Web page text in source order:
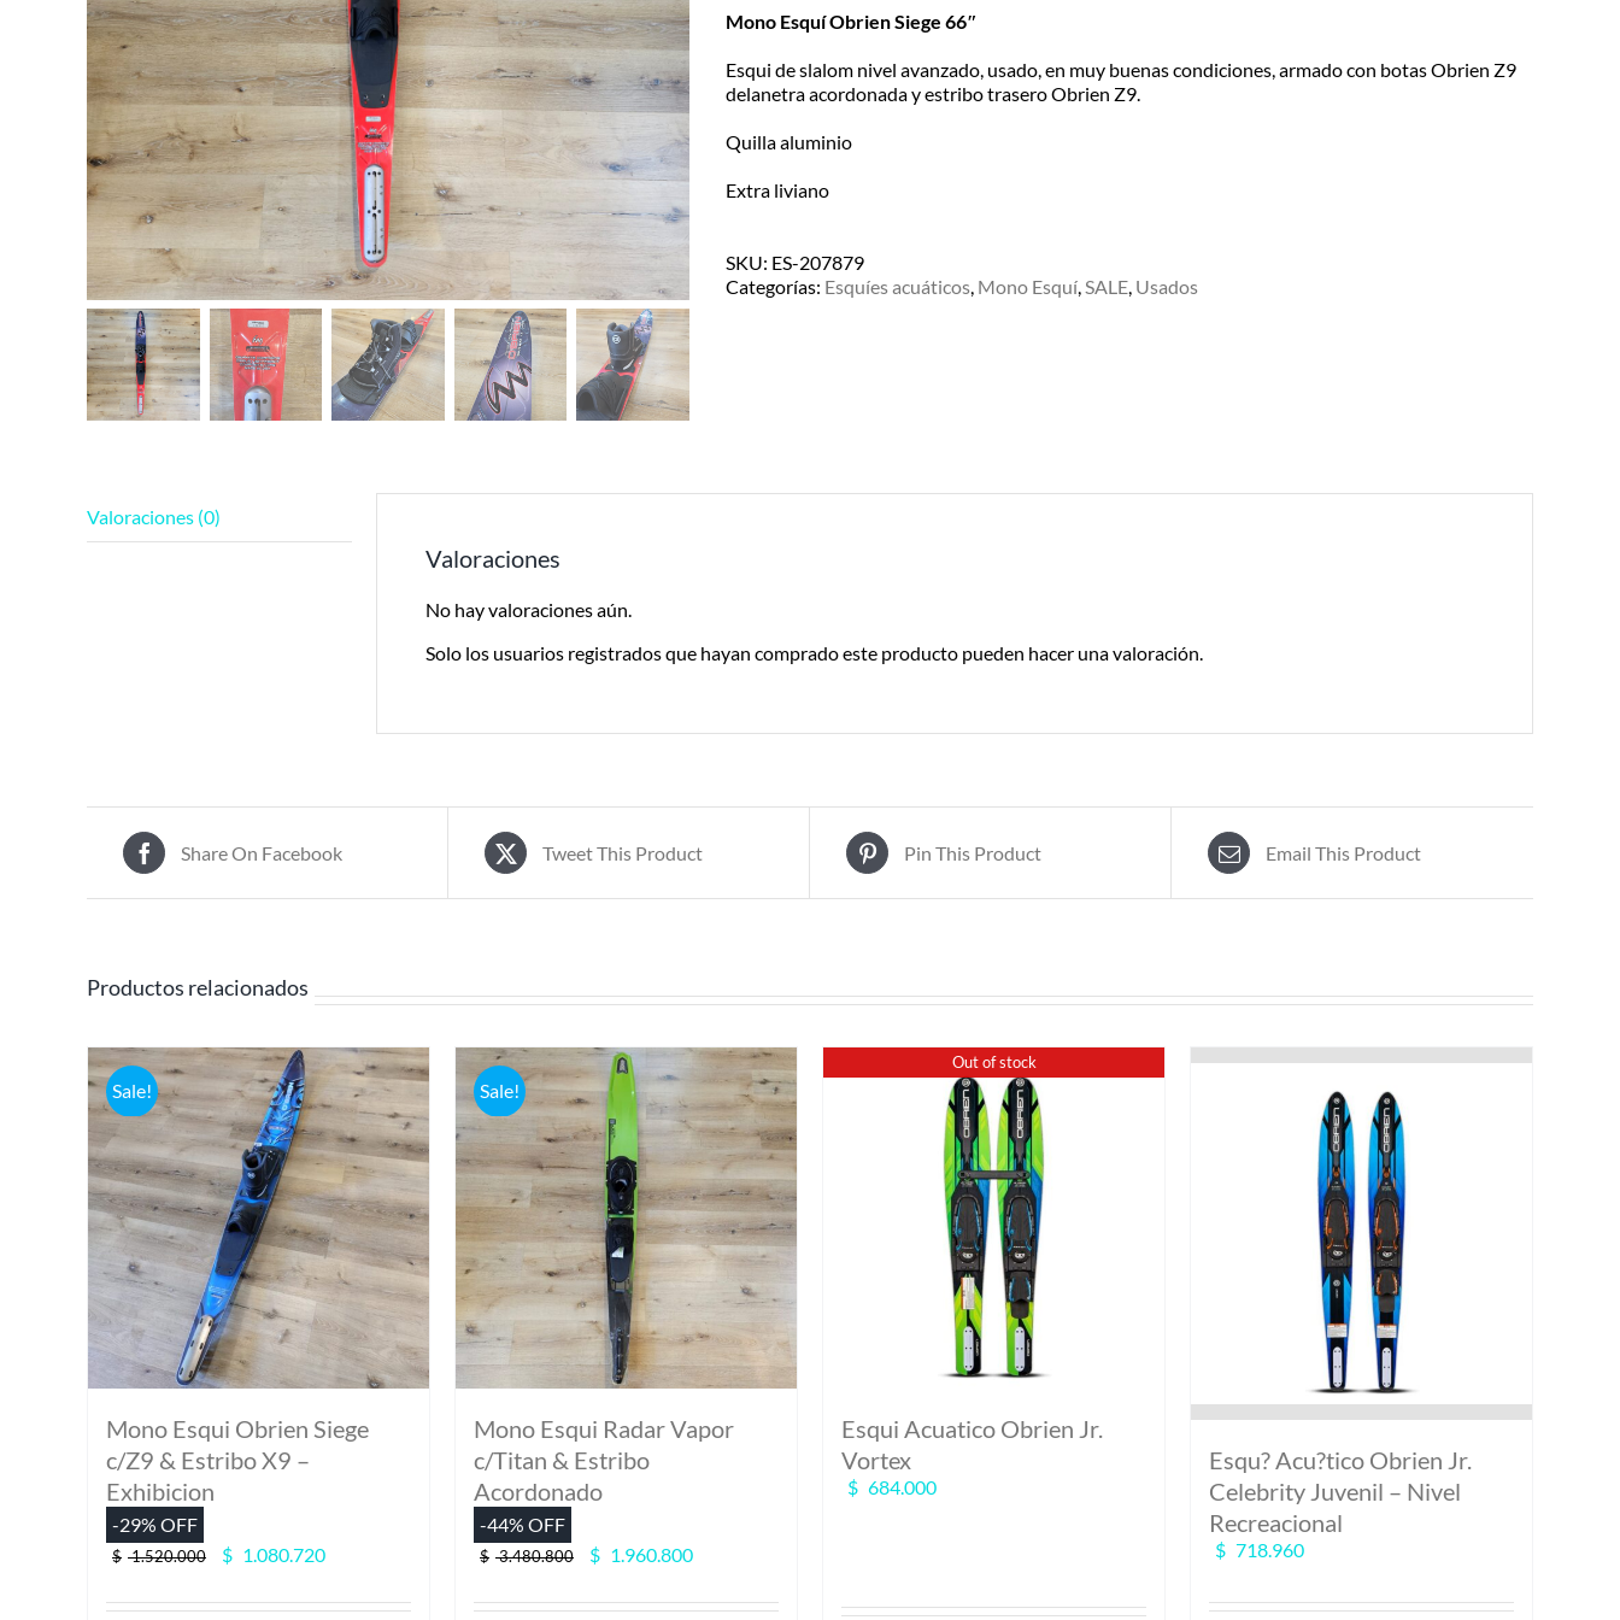
Retiralo en nuestro Show Room en
– de Lu/Vier de 9-17hs
EN EL DÍA – MOTO
Para recibirlo en el día solicitarlo
antes de las 12:30hs, 50% de
Consultá el costo con tu código
Mono Esquí Obrien Siege 66″
Esqui de slalom nivel avanzado, usado, en muy buenas condiciones, armado con botas Obrien Z9
delanetra acordonada y estribo trasero Obrien Z9.
Quilla aluminio
Extra liviano
SKU: ES-207879
Categorías: Esquíes acuáticos Mono Esquí SALE Usados
Valoraciones (0)
Valoraciones
No hay valoraciones aún.
Solo los usuarios registrados que hayan comprado este producto pueden hacer una valoración.
Share On Facebook Tweet This Product Pin This Product Email This Product
Productos relacionados
Sale!
Mono Esqui Obrien Siege
c/Z9 & Estribo X9 –
Exhibicion
-29% OFF
$ 1.520.000
El
original
$ 1.080.720El
actual
Sale!
Mono Esqui Radar Vapor
c/Titan & Estribo
Acordonado
-44% OFF
$ 3.480.800
El
original
$ 1.960.800El
actual
Out of stock
Esqui Acuatico Obrien Jr.
Vortex
$ 684.000
Esqu? Acu?tico Obrien Jr.
Celebrity Juvenil – Nivel
Recreacional
$ 718.960